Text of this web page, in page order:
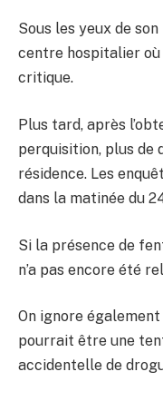
Sous les yeux de
centre hospitalier
critique.
Plus tard, après
perquisition, plus de
résidence. Les
dans la matinée du
Si la présence de
n’a pas encore été
On ignore
pourrait être une
accidentelle de